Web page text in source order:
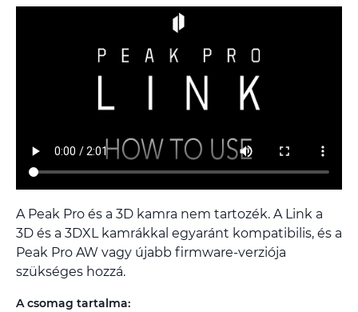
A Peak Pro és a 3D kamra nem tartozék. A Link a
3D és a 3DXL kamrákkal egyaránt kompatibilis, és a
Peak Pro AW vagy újabb firmware-verziója
szükséges hozzá.
A csomag tartalma: